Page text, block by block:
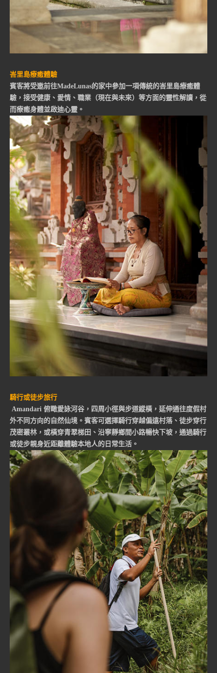
峇里島療癒體驗
賓客將受邀前往MadeLunas的家中參加一項傳統的峇里島療癒體
驗，接受健康、愛情、職業（現在與未來）等方面的靈性解讀，從
而療癒身體並啟迪心靈。
騎行或徒步旅行
Amandari 俯瞰愛詠河谷，四周小徑與步道縱橫，延伸通往度假村
外不同方向的自然仙境。賓客可選擇騎行穿越偏遠村落、徒步穿行
茂密叢林，或橫穿青翠梯田、沿寧靜鄉間小路暢快下坡，通過騎行
或徒步親身近距離體驗本地人的日常生活。